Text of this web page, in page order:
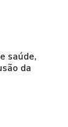
saúde,
da